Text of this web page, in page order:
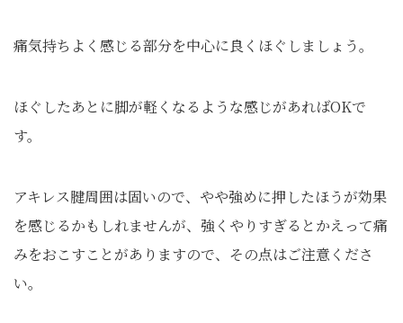
痛気持ちよく感じる部分を中心に良くほぐしましょう。
ほぐしたあとに脚が軽くなるような感じがあればOKで
す。
アキレス腱周囲は固いので、やや強めに押したほうが効果
を感じるかもしれませんが、強くやりすぎるとかえって痛
みをおこすことがありますので、その点はご注意くださ
い。